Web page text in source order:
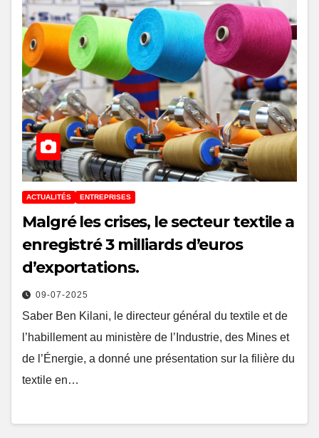
ACTUALITÉS ENTREPRISES
Malgré les crises, le secteur textile a
enregistré 3 milliards d’euros
d’exportations.
09-07-2025
Saber Ben Kilani, le directeur général du textile et de
l’habillement au ministère de l’Industrie, des Mines et
de l’Énergie, a donné une présentation sur la filière du
textile en…